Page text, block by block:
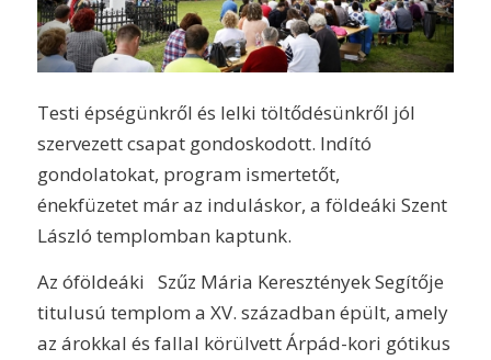
Testi épségünkről és lelki töltődésünkről jól
szervezett csapat gondoskodott. Indító
gondolatokat, program ismertetőt,
énekfüzetet már az induláskor, a földeáki Szent
László templomban kaptunk.
Az óföldeáki Szűz Mária Keresztények Segítője
titulusú templom a XV. században épült, amely
az árokkal és fallal körülvett Árpád-kori gótikus